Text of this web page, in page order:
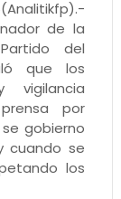
de la
del
que los
vigilancia
por
gobierno
cuando se
los